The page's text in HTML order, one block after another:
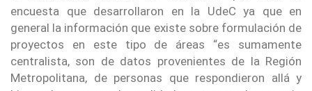
encuesta que desarrollaron en la UdeC ya que en
general la información que existe sobre formulación de
proyectos en este tipo de áreas “es sumamente
centralista, son de datos provenientes de la Región
Metropolitana, de personas que respondieron allá y